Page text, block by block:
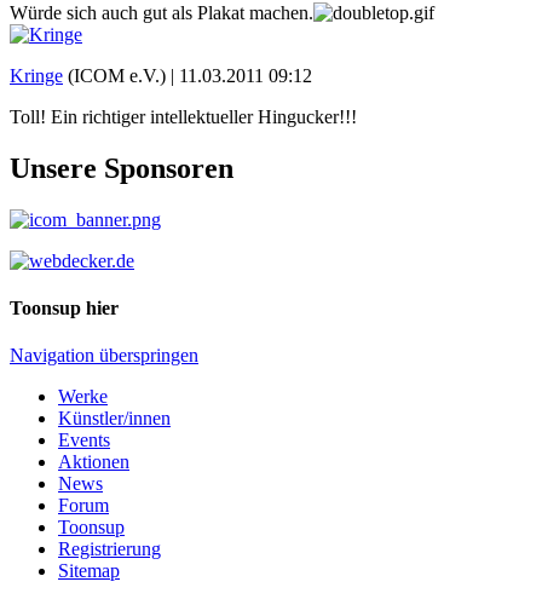
Würde sich auch gut als Plakat machen.
Kringe (ICOM e.V.) | 11.03.2011 09:12
Toll! Ein richtiger intellektueller Hingucker!!!
Unsere Sponsoren
Toonsup hier
Navigation überspringen
Werke
Künstler/innen
Events
Aktionen
News
Forum
Toonsup
Registrierung
Sitemap